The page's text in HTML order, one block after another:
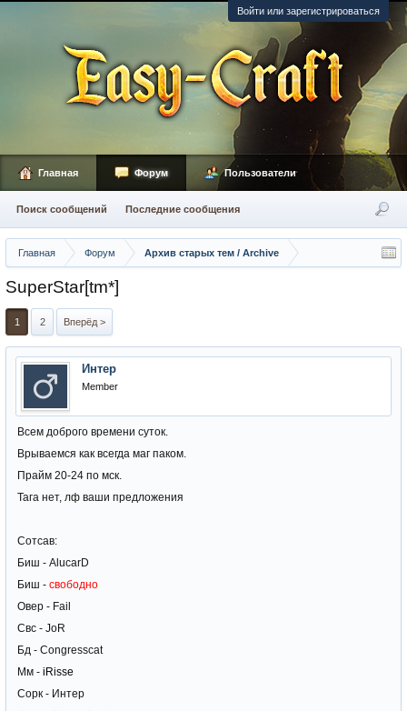
Войти или зарегистрироваться
Главная Форум Архив старых тем / Archive
SuperStar[tm*]
1 2 Вперёд >
Интер
Member
Всем доброго времени суток.
Врываемся как всегда маг паком.
Прайм 20-24 по мск.
Тага нет, лф ваши предложения
Сотсав:
Биш - AlucarD
Биш - свободно
Овер - Fail
Свс - JoR
Бд - Congresscat
Мм - iRisse
Сорк - Интер
Главная Форум
Поиск сообщений Последние сообщения
Пользователи